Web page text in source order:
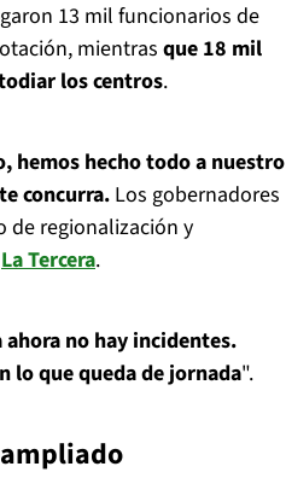
13 mil funcionarios de
mientras que 18 mil
los centros.
hemos hecho todo a nuestro
concurra. Los gobernadores
de regionalización y
La Tercera.
ahora no hay incidentes.
lo que queda de jornada".